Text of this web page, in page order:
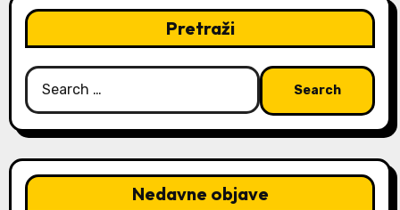
Pretraži
Search
for:
Nedavne objave